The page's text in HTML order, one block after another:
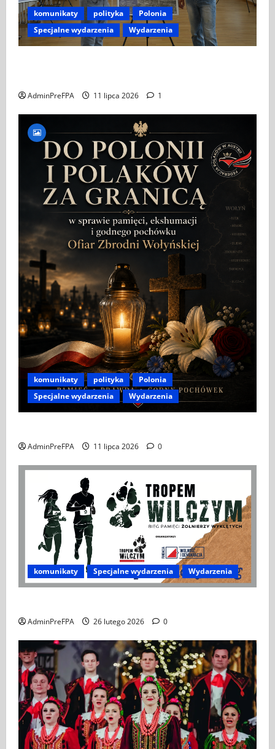
komunikaty polityka
Polonia
Specjalne wydarzenia
Wydarzenia
AdminPreFPA 11 lipca 2026 1
komunikaty polityka
Polonia
Specjalne wydarzenia
Wydarzenia
AdminPreFPA 11 lipca 2026 0
komunikaty Specjalne wydarzenia Wydarzenia
AdminPreFPA 26 lutego 2026 0